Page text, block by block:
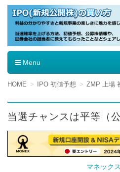
IPO（新規公開
Menu
コ
テ
ン
ツ
へ
移
動
HOME IPO 初値予想 ZMP 上場
当選チャンスは平等（
マネック